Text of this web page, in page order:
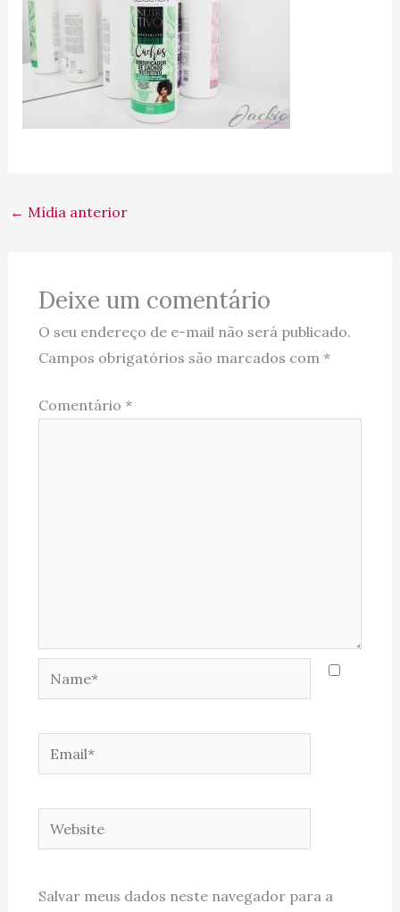
← Mídia anterior
Deixe um comentário
O seu endereço de e-mail não será publicado.
Campos obrigatórios são marcados com *
Comentário *
Name*
Email*
Website
Salvar meus dados neste navegador para a